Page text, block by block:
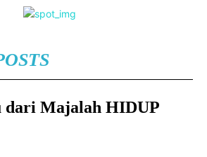
dari Majalah HIDUP